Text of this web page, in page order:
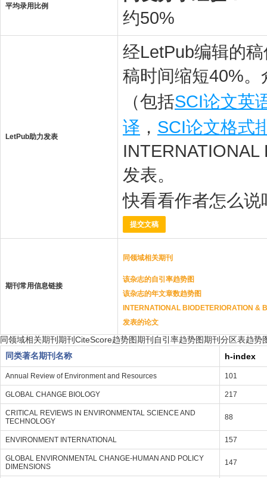
平均录用比例
约50%
LetPub助力发表
经LetPub编辑的
稿时间缩短40%
（包括SCI论文英
译 ， SCI论文格式
发表。
快看看作者怎么说
提交文稿
期刊常用信息链接
同领域相关期刊
该杂志的自引率趋势图
该杂志的年文章数趋势图
INTERNATIONAL BIODETERIORATION &
发表的论文
同领域相关期刊 期刊CiteScore趋势图期刊自引率趋势图期刊分区表趋势
同类著名期刊名称
h-index
Annual Review of Environment and Resources 101
GLOBAL CHANGE BIOLOGY 217
CRITICAL REVIEWS IN ENVIRONMENTAL SCIENCE AND
TECHNOLOGY
88
ENVIRONMENT INTERNATIONAL 157
GLOBAL ENVIRONMENTAL CHANGE-HUMAN AND POLICY
DIMENSIONS
147